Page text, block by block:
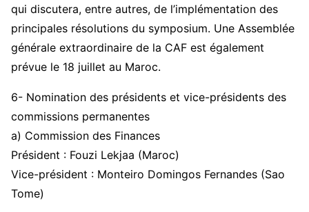
qui discutera, entre autres, de l’implémentation des
principales résolutions du symposium. Une Assemblée
générale extraordinaire de la CAF est également
prévue le 18 juillet au Maroc.
6- Nomination des présidents et vice-présidents des
commissions permanentes
a) Commission des Finances
Président : Fouzi Lekjaa (Maroc)
Vice-président : Monteiro Domingos Fernandes (Sao
Tome)